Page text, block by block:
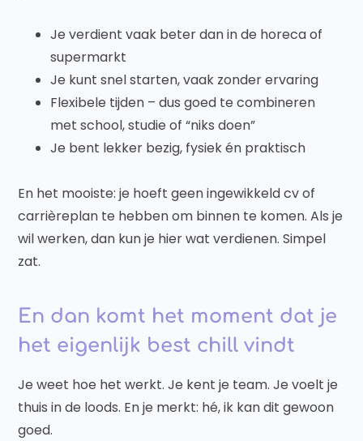
Je verdient vaak beter dan in de horeca of
supermarkt
Je kunt snel starten, vaak zonder ervaring
Flexibele tijden – dus goed te combineren
met school, studie of “niks doen”
Je bent lekker bezig, fysiek én praktisch
En het mooiste: je hoeft geen ingewikkeld cv of
carrièreplan te hebben om binnen te komen. Als je
wil werken, dan kun je hier wat verdienen. Simpel
zat.
En dan komt het moment dat je
het eigenlijk best chill vindt
Je weet hoe het werkt. Je kent je team. Je voelt je
thuis in de loods. En je merkt: hé, ik kan dit gewoon
goed.